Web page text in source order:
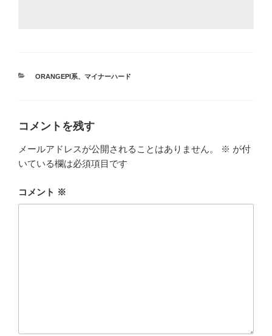
カ
ORANGEPI系、 マイナーハード
コメントを残す
メールアドレスが公開されることはありません。 ※ が付
いている欄は必須項目です
コメント ※